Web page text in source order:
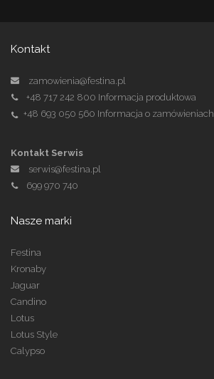
Kontakt
zamowienia@festina.pl
+48 717 242 800 Informacja produktowa
+48 693 050 560 Informacja o zamówieniach
Kontakt Serwis
serwis@festina.pl
699 970 740
Nasze marki
Festina
Kronaby
Jaguar
Candino
Lotus
Lotus Style
Calypso